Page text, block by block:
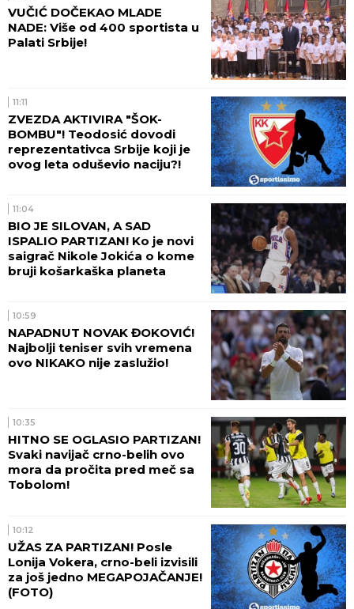
VUČIĆ DOČEKAO MLADE
NADE: Više od 400 sportista u
Palati Srbije!
11:11
ZVEZDA AKTIVIRA "ŠOK-
BOMBU"! Teodosić dovodi
reprezentativca Srbije koji je
ovog leta oduševio naciju?!
11:04
BIO JE SILOVAN, A SAD
ISPALIO PARTIZAN! Ko je novi
saigrač Nikole Jokića o kome
bruji košarkaška planeta
10:59
NAPADNUT NOVAK ĐOKOVIĆ!
Najbolji teniser svih vremena
ovo NIKAKO nije zaslužio!
10:35
HITNO SE OGLASIO PARTIZAN!
Svaki navijač crno-belih ovo
mora da pročita pred meč sa
Tobolom!
10:12
UŽAS ZA PARTIZAN! Posle
Lonija Vokera, crno-beli izvisili
za još jedno MEGAPOJAČANJE!
(FOTO)